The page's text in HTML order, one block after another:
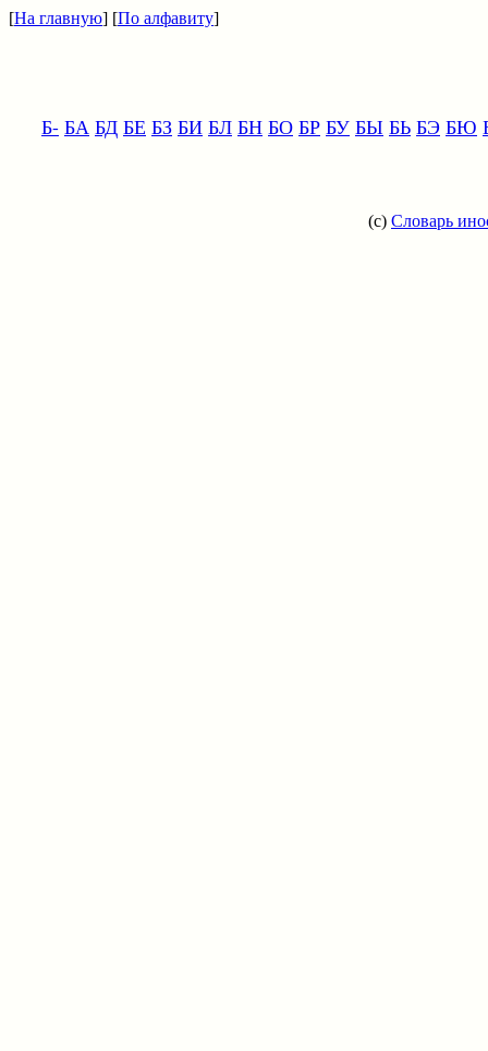
[На главную] [По алфавиту]
Б- БА БД БЕ БЗ БИ БЛ БН БО БР БУ БЫ БЬ БЭ БЮ
(c) Словарь